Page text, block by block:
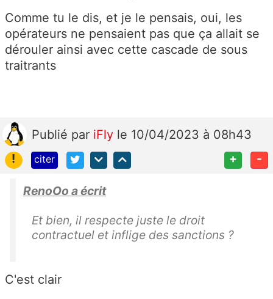
Comme tu le dis, et je le pensais, oui, les
opérateurs ne pensaient pas que ça allait se
dérouler ainsi avec cette cascade de sous
traitrants
Publié par iFly le 10/04/2023 à 08h43
!
citer + -
RenoOo a écrit
Et bien, il respecte juste le droit
contractuel et inflige des sanctions ?
C'est clair